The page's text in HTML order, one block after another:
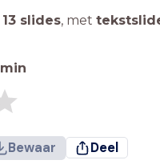
13 slides, met
min
Bewaar Deel